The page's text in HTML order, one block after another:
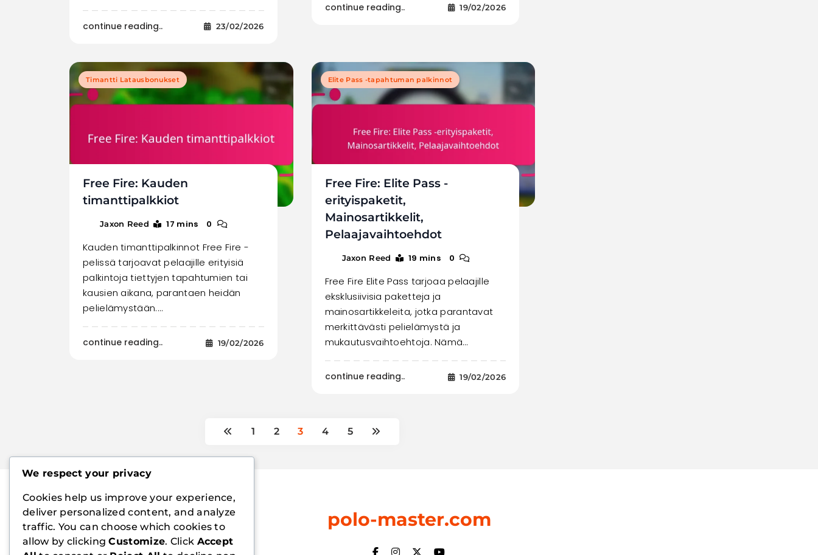
continue reading.. 23/02/2026
continue reading.. 19/02/2026
Timantti Latausbonukset
Free Fire: Kauden
timanttipalkkiot
Jaxon Reed 17 mins 0
Kauden timanttipalkinnot Free Fire -
pelissä tarjoavat pelaajille erityisiä
palkintoja tiettyjen tapahtumien tai
kausien aikana, parantaen heidän
pelielämystään.…
continue reading.. 19/02/2026
Elite Pass -tapahtuman palkinnot
Free Fire: Elite Pass -
erityispaketit,
Mainosartikkelit,
Pelaajavaihtoehdot
Jaxon Reed 19 mins 0
Free Fire Elite Pass tarjoaa pelaajille
eksklusiivisia paketteja ja
mainosartikkeleita, jotka parantavat
merkittävästi pelielämystä ja
mukautusvaihtoehtoja. Nämä…
continue reading.. 19/02/2026
1 2 3 4 5
polo-master.com
We respect your privacy
Cookies help us improve your experience,
deliver personalized content, and analyze
traffic. You can choose which cookies to
allow by clickingCustomize. Click Accept